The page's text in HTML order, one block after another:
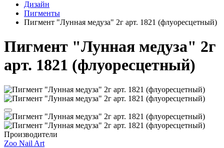
Дизайн
Пигменты
Пигмент "Лунная медуза" 2г арт. 1821 (флуоресцетный)
Пигмент "Лунная медуза" 2г
арт. 1821 (флуоресцетный)
Производители
Zoo Nail Art